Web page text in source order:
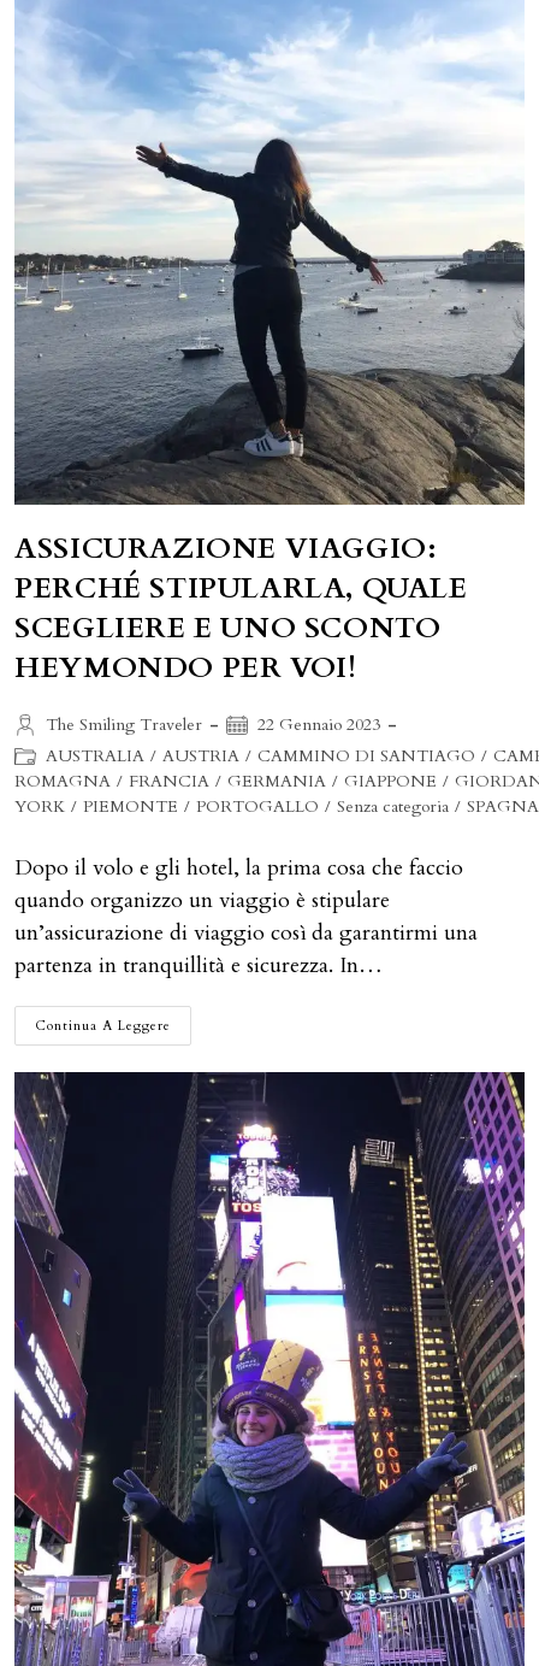
ASSICURAZIONE VIAGGIO:
PERCHÉ STIPULARLA, QUALE
SCEGLIERE E UNO SCONTO
HEYMONDO PER VOI!
Autore
dell'articolo:
The Smiling Traveler
Articolo
pubblicato:
22 Gennaio 2023
Categoria
dell'articolo:
AUSTRALIA / AUSTRIA / CAMMINO DI SANTIAGO /
ROMAGNA / FRANCIA / GERMANIA / GIAPPONE /
YORK / PIEMONTE / PORTOGALLO / Senza categoria / SPAGNA
Dopo il volo e gli hotel, la prima cosa che faccio
quando organizzo un viaggio è stipulare
un’assicurazione di viaggio così da garantirmi una
partenza in tranquillità e sicurezza. In…
Continua A Leggere
VIAGGIO:
STIPULARLA,
QUALE
SCEGLIERE
UNO
SCONTO
HEYMONDO
PER
VOI!